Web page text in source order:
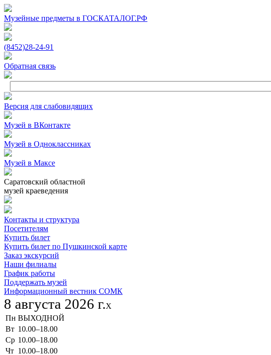
Музейные предметы в ГОСКАТАЛОГ.РФ
(8452)28‑24‑91
Обратная связь
Версия для слабовидящих
Музей в ВКонтакте
Музей в Одноклассниках
Музей в Максе
Саратовский областной
музей краеведения
Контакты и структура
Посетителям
Купить билет
Купить билет по Пушкинской карте
Заказ экскурсий
Наши филиалы
График работы
Поддержать музей
Информационный вестник СОМК
8 августа 2026 г.X
Пн ВЫХОДНОЙ
Вт 10.00–18.00
Ср 10.00–18.00
Чт 10.00–18.00